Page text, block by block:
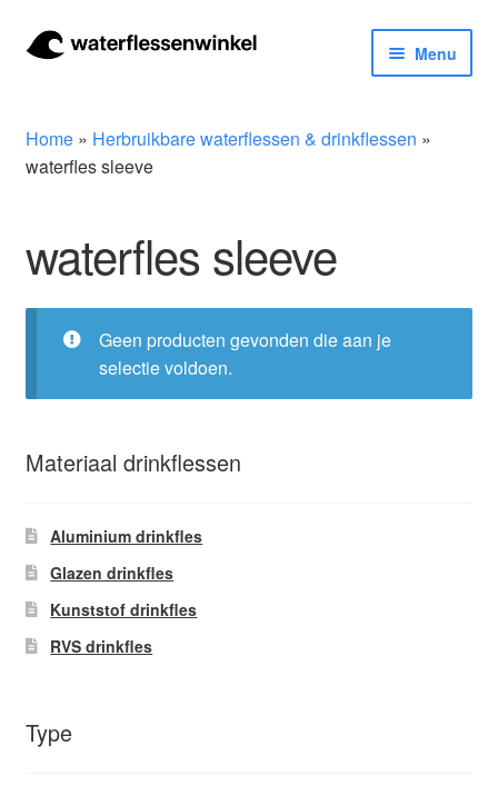
Ga
Ga
Menu
Bidons
Kinderflessen
Drinkfles met rietje
Waterfles met filter
Aluminium drinkfles
RVS drinkfles
Broodtrommels & lunchboxen
Accessoires
Home» Herbruikbare waterflessen & drinkflessen »
waterfles sleeve
waterfles sleeve
Geen producten gevonden die aan je
selectie voldoen.
Materiaal drinkflessen
Aluminium drinkfles
Glazen drinkfles
Kunststof drinkfles
RVS drinkfles
Type